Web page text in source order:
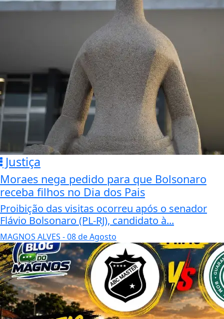
Justiça
Moraes nega pedido para que Bolsonaro
receba filhos no Dia dos Pais
Proibição das visitas ocorreu após o senador
Flávio Bolsonaro (PL-RJ), candidato à...
MAGNOS ALVES - 08 de Agosto